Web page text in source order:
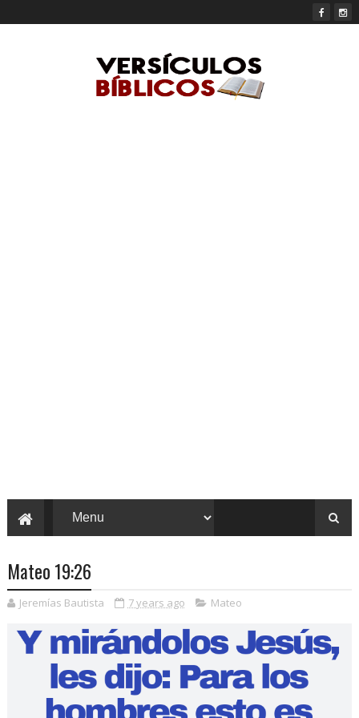
Mateo 19:26
Jeremías Bautista 7 years ago Mateo